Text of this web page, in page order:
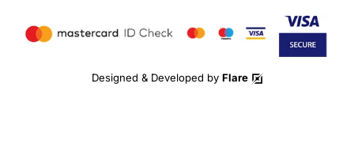
Designed & Developed by Flare